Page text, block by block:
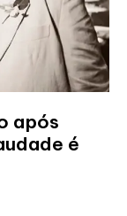
após
é